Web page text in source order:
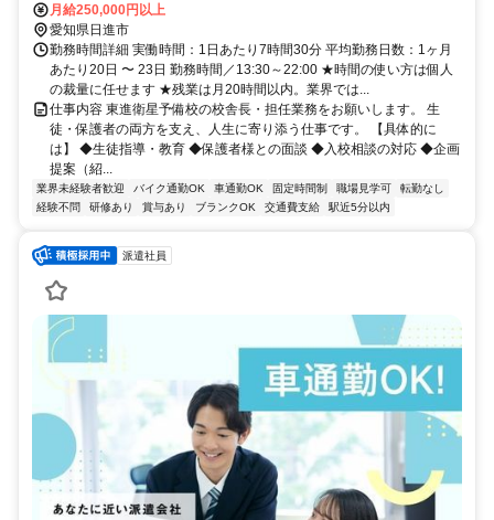
月給250,000円以上
愛知県日進市
勤務時間詳細 実働時間：1日あたり7時間30分 平均勤務日数：1ヶ月
あたり20日 〜 23日 勤務時間／13:30～22:00 ★時間の使い方は個人
の裁量に任せます ★残業は月20時間以内。業界では...
仕事内容 東進衛星予備校の校舎長・担任業務をお願いします。 生
徒・保護者の両方を支え、人生に寄り添う仕事です。 【具体的に
は】 ◆生徒指導・教育 ◆保護者様との面談 ◆入校相談の対応 ◆企画
提案（紹...
業界未経験者歓迎 バイク通勤OK 車通勤OK 固定時間制 職場見学可
転勤なし
経験不問
研修あり 賞与あり ブランクOK 交通費支給 駅近5分以内
派遣社員